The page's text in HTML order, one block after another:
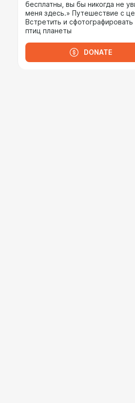
бесплатны, вы бы никогда не
меня здесь.» Путешествие с
Встретить и сфотографировать
птиц планеты
DONATE